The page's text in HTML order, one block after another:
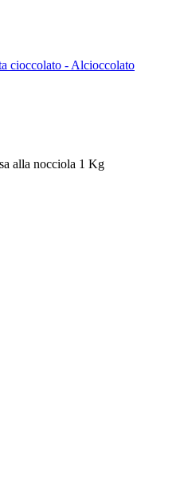
alla nocciola 1 Kg